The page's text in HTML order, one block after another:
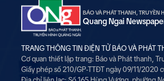
BÁO VÀ PHÁT THANH, TRUYỀN
Quang Ngai
TRANG THÔNG TIN ĐIỆN TỬ BÁO VÀ PHÁT
Cơ quan thiết lập trang: Báo và Phát thanh,
Giấy phép số 210/GP-TTĐT ngày 09/11/2020